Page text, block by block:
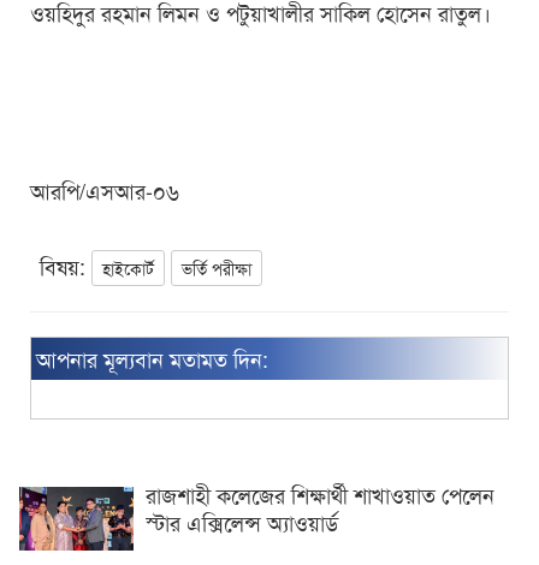
ওয়হিদুর রহমান লিমন ও পটুয়াখালীর সাকিল হোসেন রাতুল।
আরপি/এসআর-০৬
বিষয়: হাইকোর্ট ভর্তি পরীক্ষা
আপনার মূল্যবান মতামত দিন:
রাজশাহী কলেজের শিক্ষার্থী শাখাওয়াত পেলেন
স্টার এক্সিলেন্স অ্যাওয়ার্ড